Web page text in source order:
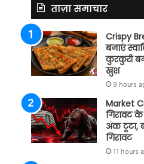
ताज़ा समाचार
Crispy
बनाएं
कुरकुरी
खुश
9 hours
Market
गिरावट
अंक टूटा,
गिरावट
11 hours